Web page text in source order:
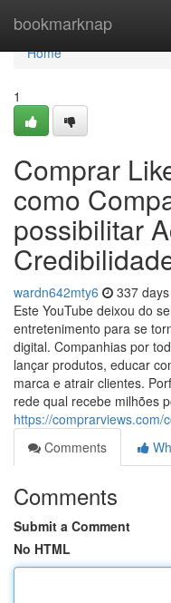
bookmarknap
Home
Home
1
Comprar
como
possibilitar
wardn642mty6 337
Este YouTube deixou do
entretenimento para se
digital. Companhias por
lançar produtos, educar
marca e atrair clientes.
rede qual recebe milhões
https://comprarviews.com/
Comments
Comments
Submit a Comment
No HTML